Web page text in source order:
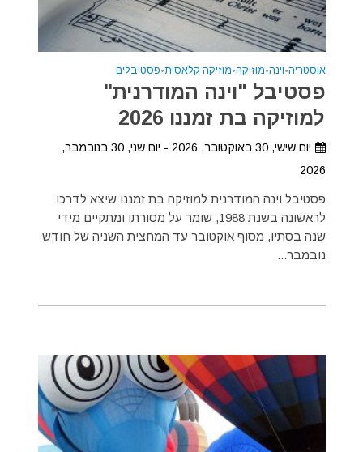
אוסטריה•וינה•מוזיקה•מוזיקה קלאסית•פסטיבלים
פסטיבל "וינה המודרנית"
למוזיקה בת זמננו 2026
יום שישי, 30 באוקטובר, 2026 - יום שני, 30 בנובמבר,
2026
פסטיבל וינה המודרנית למוזיקה בת זמננו שיצא לדרכו
לראשונה בשנת 1988, שומר על מסורתו ומתקיים מידי
שנה בסתיו, מסוף אוקטובר עד המחצית השניה של חודש
נובמבר...